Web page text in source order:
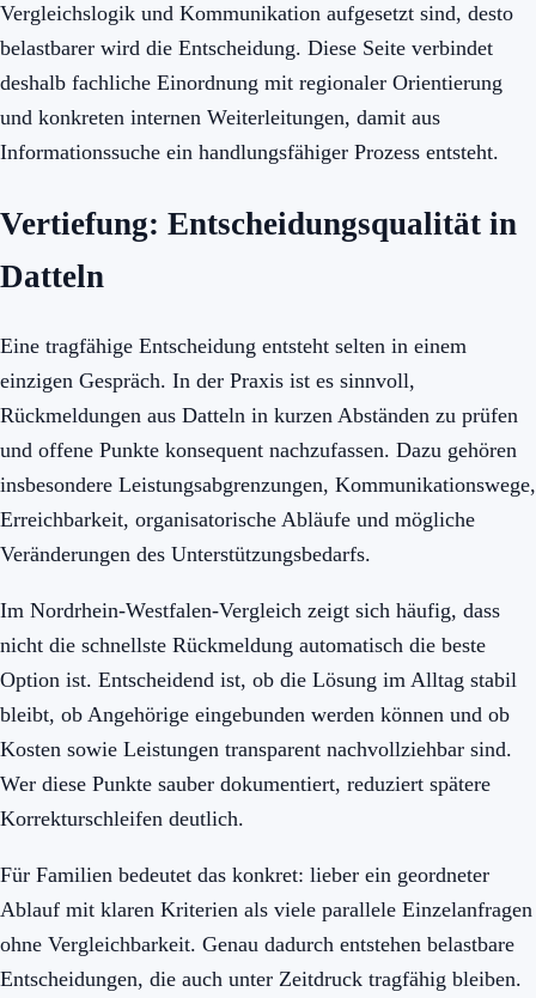
Vergleichslogik und Kommunikation aufgesetzt sind, desto
belastbarer wird die Entscheidung. Diese Seite verbindet
deshalb fachliche Einordnung mit regionaler Orientierung
und konkreten internen Weiterleitungen, damit aus
Informationssuche ein handlungsfähiger Prozess entsteht.
Vertiefung: Entscheidungsqualität in
Datteln
Eine tragfähige Entscheidung entsteht selten in einem
einzigen Gespräch. In der Praxis ist es sinnvoll,
Rückmeldungen aus Datteln in kurzen Abständen zu prüfen
und offene Punkte konsequent nachzufassen. Dazu gehören
insbesondere Leistungsabgrenzungen, Kommunikationswege,
Erreichbarkeit, organisatorische Abläufe und mögliche
Veränderungen des Unterstützungsbedarfs.
Im Nordrhein-Westfalen-Vergleich zeigt sich häufig, dass
nicht die schnellste Rückmeldung automatisch die beste
Option ist. Entscheidend ist, ob die Lösung im Alltag stabil
bleibt, ob Angehörige eingebunden werden können und ob
Kosten sowie Leistungen transparent nachvollziehbar sind.
Wer diese Punkte sauber dokumentiert, reduziert spätere
Korrekturschleifen deutlich.
Für Familien bedeutet das konkret: lieber ein geordneter
Ablauf mit klaren Kriterien als viele parallele Einzelanfragen
ohne Vergleichbarkeit. Genau dadurch entstehen belastbare
Entscheidungen, die auch unter Zeitdruck tragfähig bleiben.